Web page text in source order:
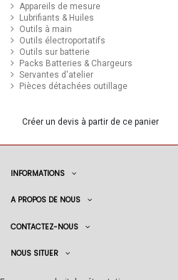
Appareils de mesure
Lubrifiants & Huiles
Outils à main
Outils électroportatifs
Outils sur batterie
Packs Batteries & Chargeurs
Servantes d'atelier
Pièces détachées outillage
Créer un devis à partir de ce panier
INFORMATIONS
A PROPOS DE NOUS
CONTACTEZ-NOUS
NOUS SITUER